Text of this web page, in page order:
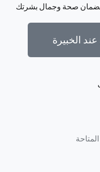
.لضمان صحة وجمال بشرتك
الخبيرة